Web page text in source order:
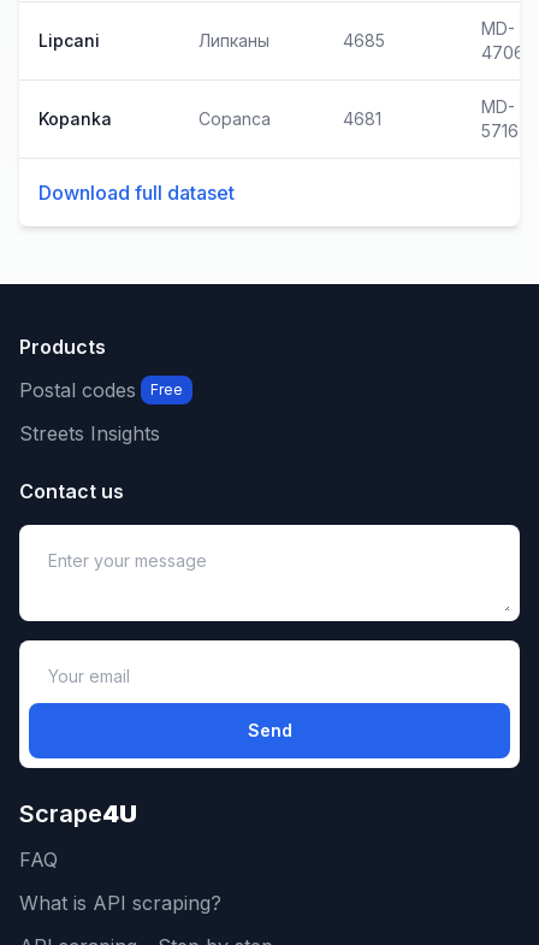
Lipcani Липканы 4685
MD-
4706
Kopanka Copanca 4681
MD-
5716
Download full dataset
Scrape4U
FAQ
What is API scraping?
Products
Postal codes
Free
Streets Insights
Contact us
Send